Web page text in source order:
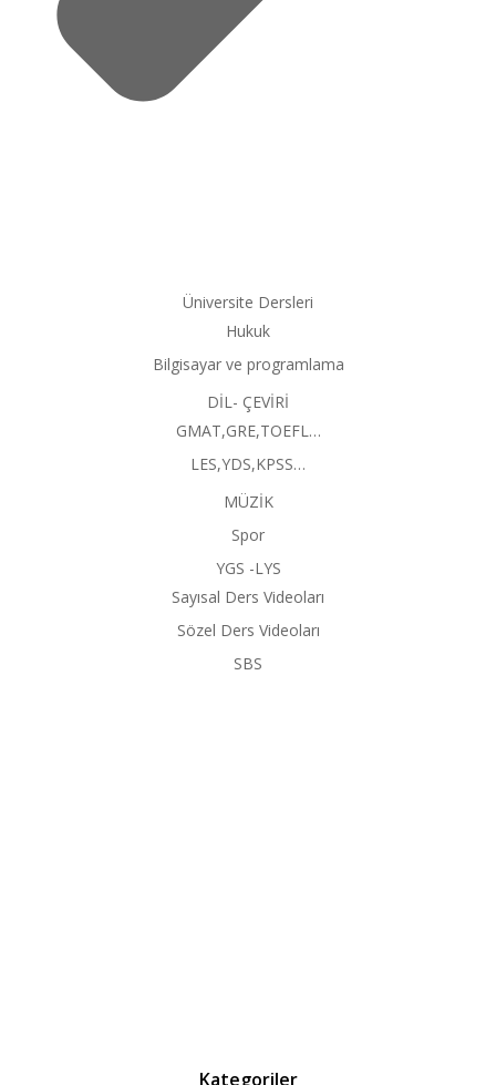
Üniversite Dersleri
Hukuk
Bilgisayar ve programlama
DİL- ÇEVİRİ
GMAT,GRE,TOEFL…
LES,YDS,KPSS…
MÜZİK
Spor
YGS -LYS
Sayısal Ders Videoları
Sözel Ders Videoları
SBS
Kategoriler